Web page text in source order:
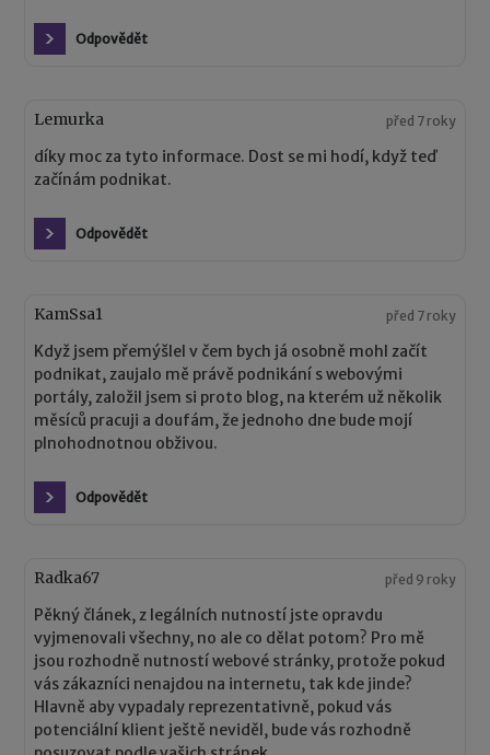
Odpovědět
Lemurka před 7 roky
díky moc za tyto informace. Dost se mi hodí, když teď
začínám podnikat.
Odpovědět
KamSsa1 před 7 roky
Když jsem přemýšlel v čem bych já osobně mohl začít
podnikat, zaujalo mě právě podnikání s webovými
portály, založil jsem si proto blog, na kterém už několik
měsíců pracuji a doufám, že jednoho dne bude mojí
plnohodnotnou obživou.
Odpovědět
Radka67 před 9 roky
Pěkný článek, z legálních nutností jste opravdu
vyjmenovali všechny, no ale co dělat potom? Pro mě
jsou rozhodně nutností webové stránky, protože pokud
vás zákazníci nenajdou na internetu, tak kde jinde?
Hlavně aby vypadaly reprezentativně, pokud vás
potenciální klient ještě neviděl, bude vás rozhodně